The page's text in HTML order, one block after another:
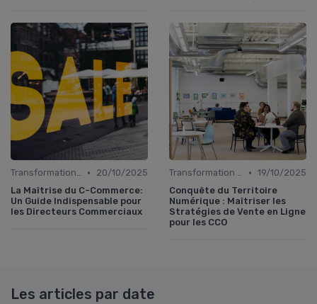
Transformation digitale des ventes •
20/10/2025
La Maîtrise du C-Commerce:
Un Guide Indispensable pour
les Directeurs Commerciaux
Transformation digitale des ventes • 19/10/2025
Conquête du Territoire
Numérique : Maîtriser les
Stratégies de Vente en Ligne
pour les CCO
Les articles par date